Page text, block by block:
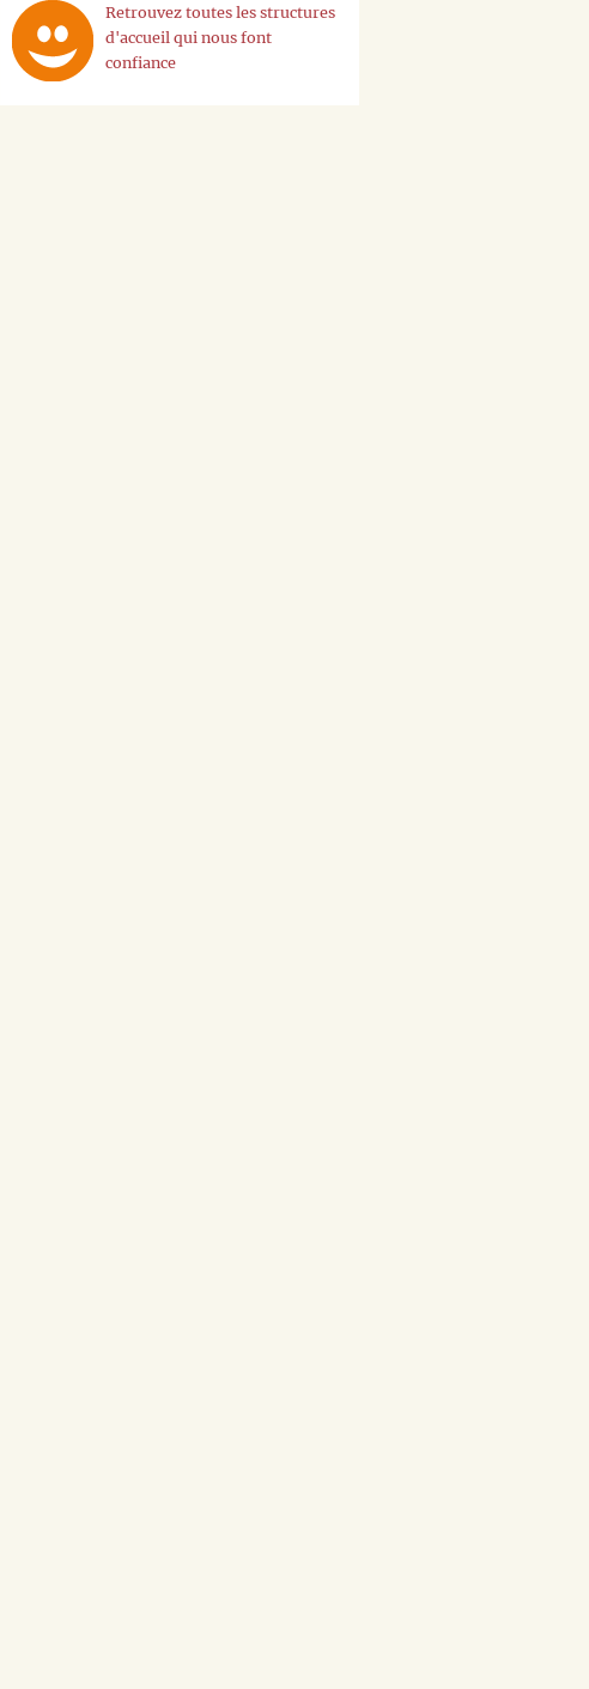
Retrouvez toutes les structures
d'accueil qui nous font
confiance